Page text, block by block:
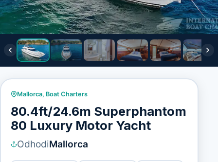
Mallorca, Boat Charters
80.4ft/24.6m Superphantom
80 Luxury Motor Yacht
OdhodiMallorca